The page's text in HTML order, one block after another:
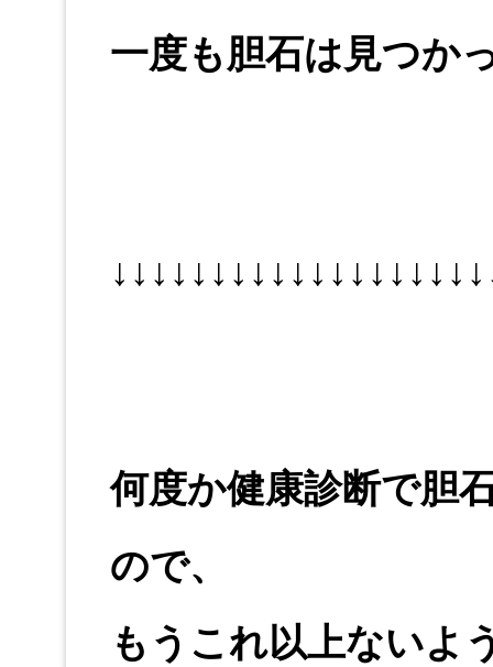
一度も胆石は見つか
何度か健康診断で胆
ので、
もうこれ以上ないよ